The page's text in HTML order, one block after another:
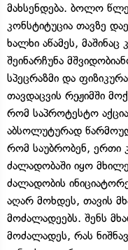
მახსენდება. ბოლო
კონსტიტუცია თავზე
ხალხი აწამეს,
შეინარჩუნა
სპეცრაზმი და
თავდაცვის რეჟიმში
რომ საპროტესტო
აბსოლუტურად
რომ საუბრობენ,
ძალადობაში იყო
ძალადობის
აღარ მოხდეს, თავის
მოძალადეებს. შენს
მოძალადეს, რას